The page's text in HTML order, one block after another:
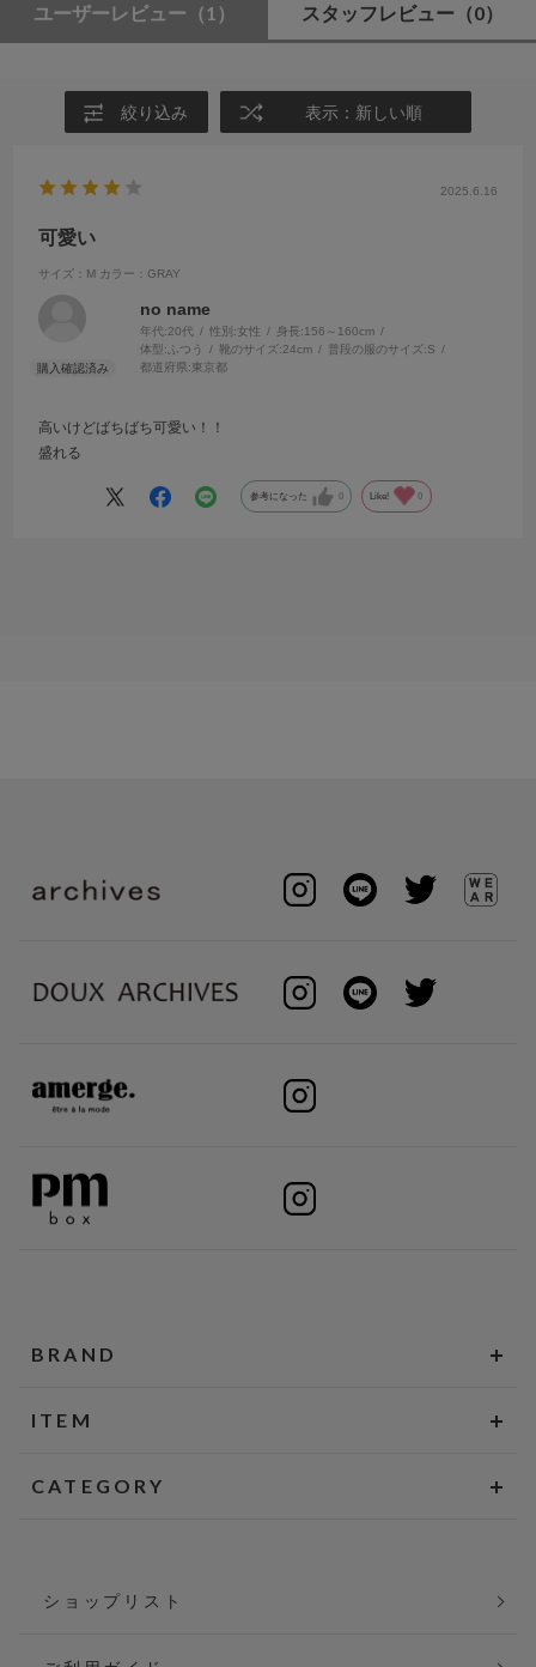
ユーザーレビュー （1） スタッフレビュー （0）
絞り込み 表示：新しい順
2025.6.16
可愛い
サイズ：M カラー：GRAY
no name
年代:20代 性別:女性 身長:156～160cm
体型: ふつう 靴のサイズ:24cm 普段の服のサイズ:S
都道府県:東京都
高いけどばちばち可愛い！！
盛れる
参考になった 0 Like! 0
BRAND
ITEM
CATEGORY
ショップリスト